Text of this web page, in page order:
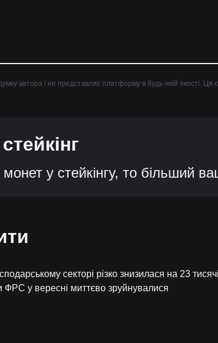
думку автора і не представляє платформу в будь-якій якості.
у стейкінгу, то більший
секторі різко знизилася на 23
ФРС у вересні миттєво зруйнувалися